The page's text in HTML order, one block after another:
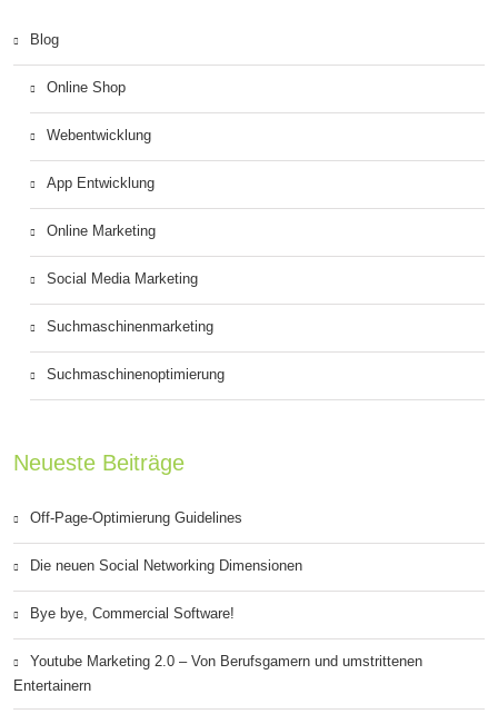
Blog
Online Shop
Webentwicklung
App Entwicklung
Online Marketing
Social Media Marketing
Suchmaschinenmarketing
Suchmaschinenoptimierung
Neueste Beiträge
Off-Page-Optimierung Guidelines
Die neuen Social Networking Dimensionen
Bye bye, Commercial Software!
Youtube Marketing 2.0 – Von Berufsgamern und umstrittenen
Entertainern